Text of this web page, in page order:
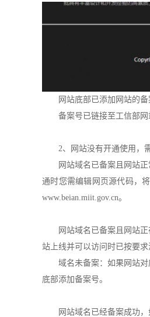
网站底部已添加网站的备
备案号已链接至工信部
2、网站没有开通使用，
网站域名已备案且网站
通时您需编辑网页源代码，
www.beian.miit.gov.cn。
网站域名已备案且网站正
站上线并可以访问时已按要求
域名未备案：如果网站
底部添加备案号。
网站域名已经备案成功